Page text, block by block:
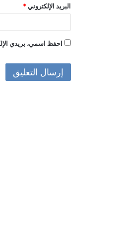
البريد الإلكتروني *
احفظ اسمي، بريدي